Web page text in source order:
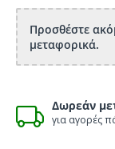
Προσθέστε
μεταφορικά.
Δωρεάν
για αγορές